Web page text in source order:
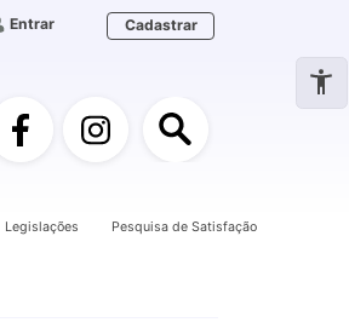
Entrar Cadastrar
Legislações Pesquisa de Satisfação